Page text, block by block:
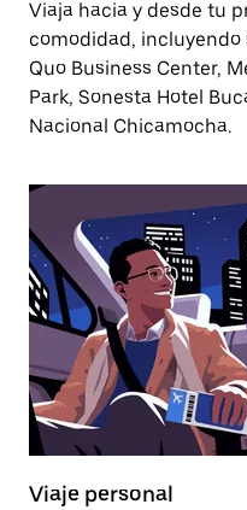
Viaja hacia y desde tu
comodidad, incluyendo
Quo Business Center,
Park, Sonesta Hotel
Nacional Chicamocha.
Viaje personal